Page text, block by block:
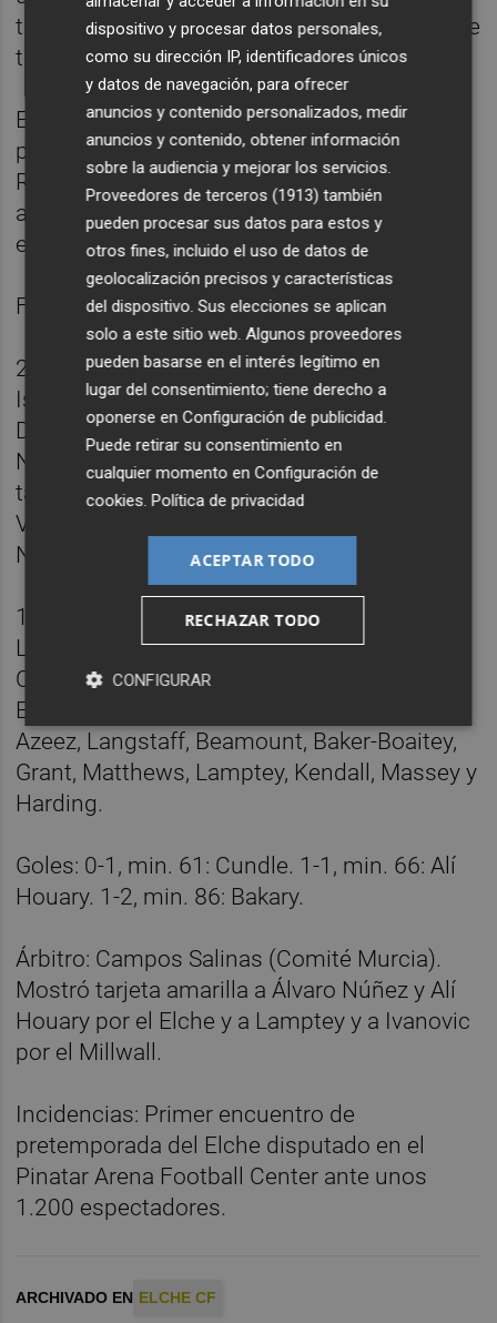
tuvo alejado de los terrenos de juego durante
todo el curso.
El próximo compromiso del Elche en la
pretemporada será el día 23 en el Estadio
Rico Pérez de Alicante en un derbi provincial
ante el Hércules, eterno rival deportivo de la
entidad ilicitana.
Ficha técnica:
2 - Elche: Dituro; Álvaro Núñez; Affengruber,
Ismael Muñoz, Pablo Felipe; Luis Roldán,
Didac, Rodrigo Mendoza, Bastida, Rafa
Núñez y Mourad. En la segunda parte
también jugaron Owen, Jairo, Bigas, Germán
Valera, Febas, Josan, Petrot, Barzic, Bakary,
Nordin, Alí Houary y Diego.
1 - Millwall: Crocombe; Crama, Cooper,
Leonard, Coburn, Trialist, Emakhu, De Norre,
Cundle, Drake y Howland. También jugaron
Evans, Prezewoznym Tanganga, Ivanovic,
Azeez, Langstaff, Beamount, Baker-Boaitey,
Grant, Matthews, Lamptey, Kendall, Massey y
Harding.
Goles: 0-1, min. 61: Cundle. 1-1, min. 66: Alí
Houary. 1-2, min. 86: Bakary.
Árbitro: Campos Salinas (Comité Murcia).
Mostró tarjeta amarilla a Álvaro Núñez y Alí
Houary por el Elche y a Lamptey y a Ivanovic
por el Millwall.
Incidencias: Primer encuentro de
pretemporada del Elche disputado en el
Pinatar Arena Football Center ante unos
1.200 espectadores.
ARCHIVADO EN ELCHE CF
dispositivo y procesar datos personales,
como su dirección IP, identificadores únicos
y datos de navegación, para ofrecer
anuncios y contenido personalizados, medir
anuncios y contenido, obtener información
sobre la audiencia y mejorar los servicios.
Proveedores de terceros (1913) también
pueden procesar sus datos para estos y
otros fines, incluido el uso de datos de
geolocalización precisos y características
del dispositivo. Sus elecciones se aplican
solo a este sitio web. Algunos proveedores
pueden basarse en el interés legítimo en
lugar del consentimiento; tiene derecho a
oponerse enConfiguración de publicidad
Puede retirar su consentimiento en
cualquier momento enConfiguración de
cookies .Política de privacidad
ACEPTAR TODO
RECHAZAR TODO
CONFIGURAR